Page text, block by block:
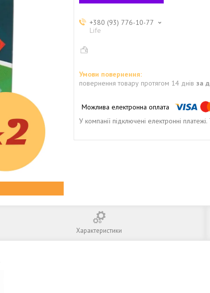
+380 (93) 776-10-77
Life
повернення товару протягом 14 днів за
У компанії підключені електронні
Характеристики